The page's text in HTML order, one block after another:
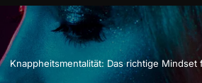
Knappheitsmentalität: Das richtige